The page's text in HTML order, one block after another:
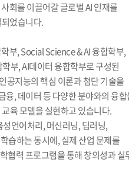
회를 이끌어갈 글로벌 AI 인재를
었습니다.
부, Social Science & AI 융합학부,
부, AI데이터 융합학부로 구성된
공지능의 핵심 이론과 첨단 기술을
융, 데이터 등 다양한 분야와의 융
육 모델을 실현하고 있습니다.
언어처리, 머신러닝, 딥러닝,
습하는 동시에, 실제 산업 문제를
협력 프로그램을 통해 창의성과 실